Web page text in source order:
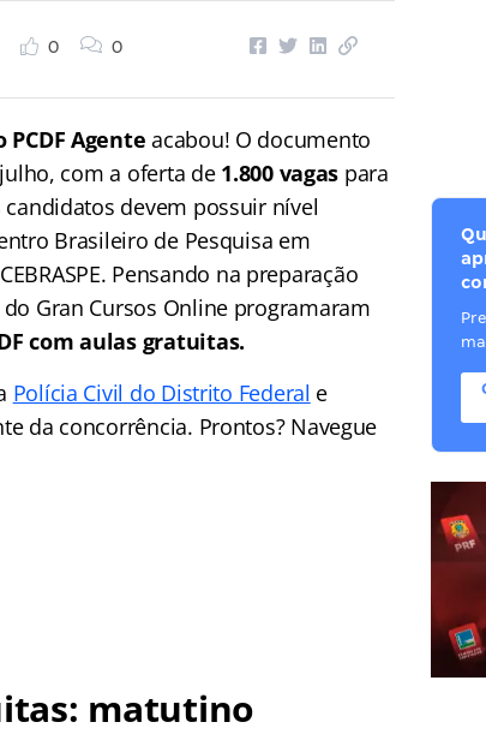
0 0
PCDF Agente acabou! O documento
com a oferta de 1.800 vagas para
candidatos devem possuir nível
Brasileiro de Pesquisa em
Pensando na preparação
Gran Cursos Online programaram
com aulas gratuitas.
Polícia Civil do Distrito Federal e
da concorrência. Prontos? Navegue
matutino